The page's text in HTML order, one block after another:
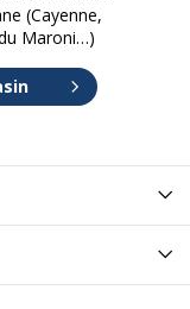
(Cayenne,
Maroni…)